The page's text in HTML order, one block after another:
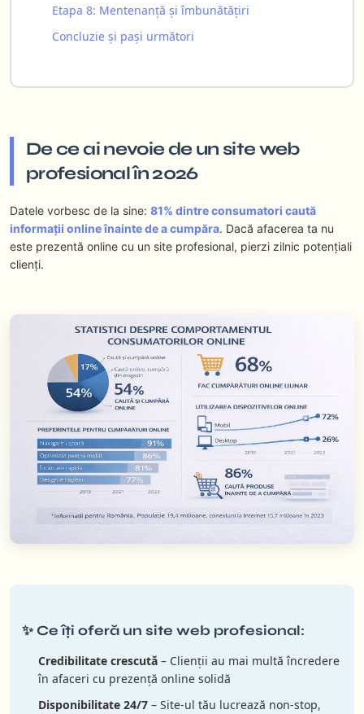
Etapa 8: Mentenanță și îmbunătățiri
Concluzie și pași următori
De ce ai nevoie de un site web
profesional în 2026
Datele vorbesc de la sine: 81% dintre consumatori caută
informații online înainte de a cumpăra. Dacă afacerea ta nu
este prezentă online cu un site profesional, pierzi zilnic potențiali
clienți.
✨ Ce îți oferă un site web profesional:
Credibilitate crescută – Clienții au mai multă încredere
în afaceri cu prezență online solidă
Disponibilitate 24/7 – Site-ul tău lucrează non-stop,